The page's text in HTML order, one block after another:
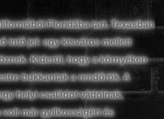
Floridába tart. Texasban
intő jel: egy kisváros mellett
Kiderül, hogy a környéken
bukkantak a rendőrök. A
helyi családot vádolnak,
már gyilkosságért és